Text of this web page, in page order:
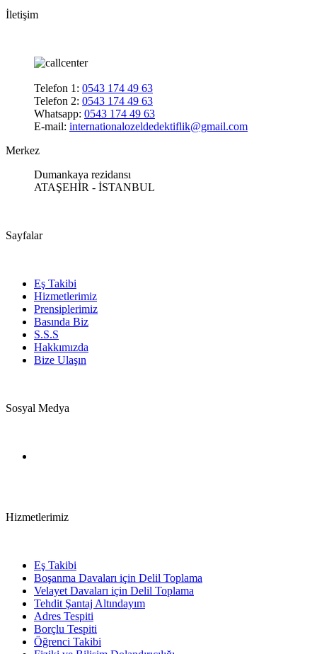
İletişim
Telefon 1: 0543 174 49 63
Telefon 2: 0543 174 49 63
Whatsapp: 0543 174 49 63
E-mail: internationalozeldedektiflik@gmail.com
Merkez
Dumankaya rezidansı
ATAŞEHİR - İSTANBUL
Sayfalar
Eş Takibi
Hizmetlerimiz
Prensiplerimiz
Basında Biz
S.S.S
Hakkımızda
Bize Ulaşın
Sosyal Medya
Hizmetlerimiz
Eş Takibi
Boşanma Davaları için Delil Toplama
Velayet Davaları için Delil Toplama
Tehdit Şantaj Altındayım
Adres Tespiti
Borçlu Tespiti
Öğrenci Takibi